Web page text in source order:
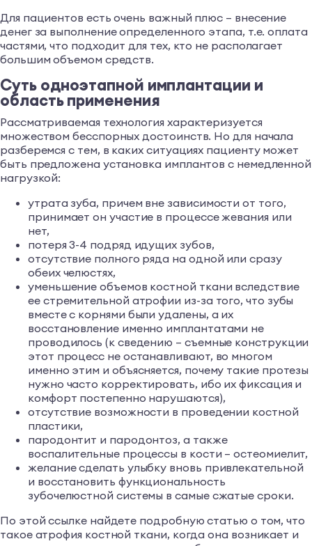
Для пациентов есть очень важный плюс – внесение
денег за выполнение определенного этапа, т.е. оплата
частями, что подходит для тех, кто не располагает
большим объемом средств.
Суть одноэтапной имплантации и
область применения
Рассматриваемая технология характеризуется
множеством бесспорных достоинств. Но для начала
разберемся с тем, в каких ситуациях пациенту может
быть предложена установка имплантов с немедленной
нагрузкой:
утрата зуба, причем вне зависимости от того,
принимает он участие в процессе жевания или
нет,
потеря 3-4 подряд идущих зубов,
отсутствие полного ряда на одной или сразу
обеих челюстях,
уменьшение объемов костной ткани вследствие
ее стремительной атрофии из-за того, что зубы
вместе с корнями были удалены, а их
восстановление именно имплантатами не
проводилось (к сведению – съемные конструкции
этот процесс не останавливают, во многом
именно этим и объясняется, почему такие протезы
нужно часто корректировать, ибо их фиксация и
комфорт постепенно нарушаются),
отсутствие возможности в проведении костной
пластики,
пародонтит и пародонтоз, а также
воспалительные процессы в кости – остеомиелит,
желание сделать улыбку вновь привлекательной
и восстановить функциональность
зубочелюстной системы в самые сжатые сроки.
По этой ссылке найдете подробную статью о том, что
такое атрофия костной ткани, когда она возникает и